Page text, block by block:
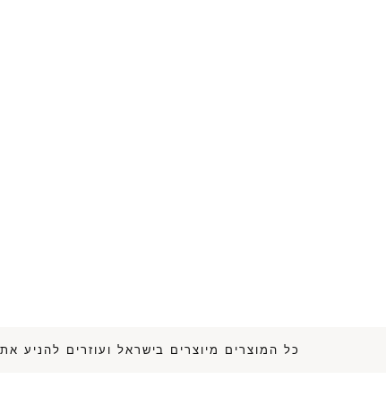
כל המוצרים מיוצרים בישראל